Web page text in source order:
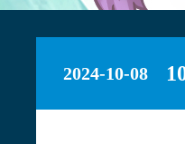
2024-10-08